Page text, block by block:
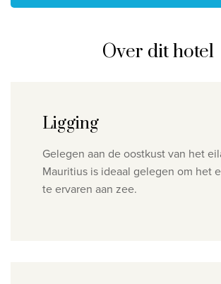
Over dit hotel
Ligging
Gelegen aan de oostkust van het
Mauritius is ideaal gelegen om het
te ervaren aan zee.